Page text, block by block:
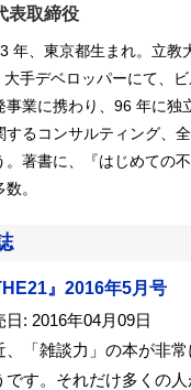
表取締役
年、東京都生まれ。立教
大手デベロッパーにて、
事業に携わり、96 年に独
るコンサルティング、全
著書に、『はじめての不
。
』2016年5月号
日: 2016年04月09日
、「雑談力」の本が非
です。それだけ多くの